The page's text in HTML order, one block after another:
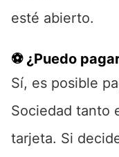
esté abierto.
⚽ ¿Puedo
Sí, es posible
Sociedad tanto
tarjeta. Si